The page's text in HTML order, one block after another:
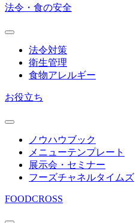
法令・食の安全
法令対策
衛生管理
食物アレルギー
お役立ち
ノウハウブック
メニューテンプレート
展示会・セミナー
フーズチャネルタイムズ
FOODCROSS